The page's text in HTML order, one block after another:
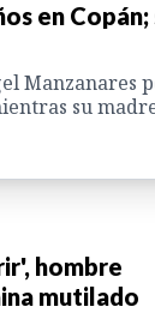
en Copán;
Manzanares
su
hombre
mutilado